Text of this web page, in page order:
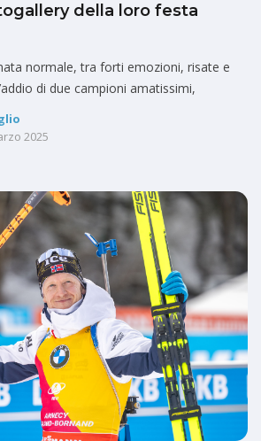
della loro festa
normale, tra forti emozioni, risate e
di due campioni amatissimi,
2025